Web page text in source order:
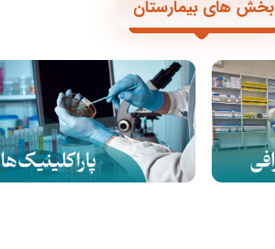
بخش های بیمارستان